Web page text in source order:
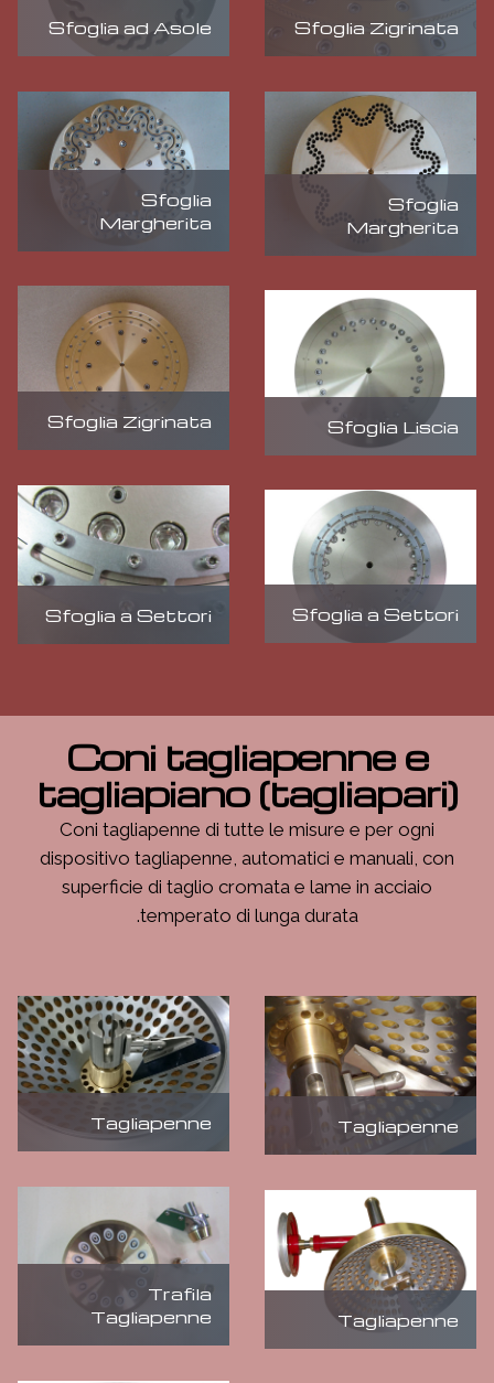
Sfoglia ad Asole Sfoglia Zigrinata
Sfoglia
Margherita
Sfoglia
Margherita
Sfoglia Zigrinata Sfoglia Liscia
Sfoglia a Settori Sfoglia a Settori
Coni tagliapenne e
tagliapiano (tagliapari)
Coni tagliapenne di tutte le misure e per ogni
dispositivo tagliapenne, automatici e manuali, con
superficie di taglio cromata e lame in acciaio
temperato di lunga durata.
Tagliapenne Tagliapenne
Trafila
Tagliapenne
Tagliapenne